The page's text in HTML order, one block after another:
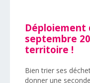
Déploiement
septembre
territoire !
Bien trier ses
donner une